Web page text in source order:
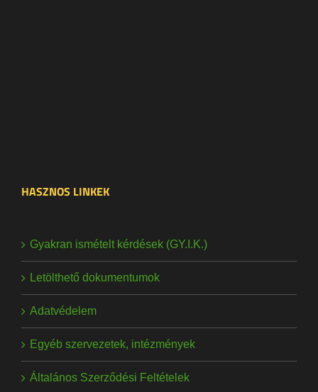
HASZNOS LINKEK
Gyakran ismételt kérdések (GY.I.K.)
Letölthető dokumentumok
Adatvédelem
Egyéb szervezetek, intézmények
Általános Szerződési Feltételek